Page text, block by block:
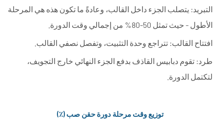
وحدة
الحقن
2.2
وحدة
لقط
2.3
التبريد: يتصلب الجزء داخل القالب، وعادةً ما تكون هذه هي المرحلة
الأطول - حيث تمثل 50-80% من إجمالي وقت الدورة.
افتتاح القالب: تتراجع وحدة التثبيت، وتفصل نصفي القالب.
طرد: تقوم دبابيس القاذف بدفع الجزء النهائي خارج التجويف،
لتكتمل الدورة.
توزيع وقت مرحلة دورة حقن صب (٪)